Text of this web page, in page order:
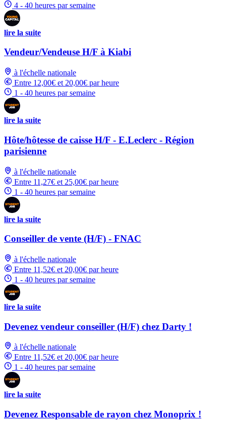
4 - 40 heures par semaine
lire la suite
Vendeur/Vendeuse H/F à Kiabi
à l'échelle nationale
Entre 12,00€ et 20,00€ par heure
1 - 40 heures par semaine
lire la suite
Hôte/hôtesse de caisse H/F - E.Leclerc - Région
parisienne
à l'échelle nationale
Entre 11,27€ et 25,00€ par heure
1 - 40 heures par semaine
lire la suite
Conseiller de vente (H/F) - FNAC
à l'échelle nationale
Entre 11,52€ et 20,00€ par heure
1 - 40 heures par semaine
lire la suite
Devenez vendeur conseiller (H/F) chez Darty !
à l'échelle nationale
Entre 11,52€ et 20,00€ par heure
1 - 40 heures par semaine
lire la suite
Devenez Responsable de rayon chez Monoprix !